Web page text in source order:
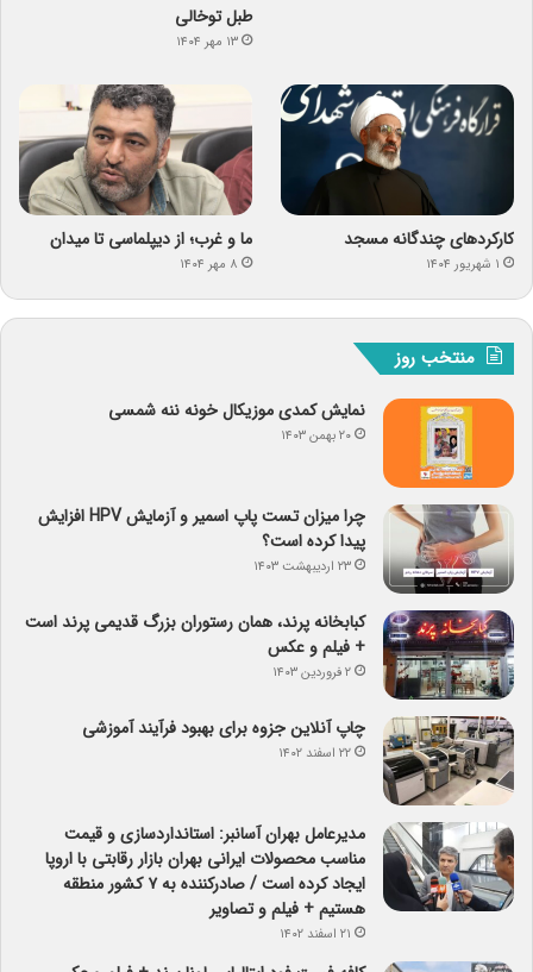
طبل توخالی
۱۳ مهر ۱۴۰۴
کارکردهای چندگانه مسجد
۱ شهریور ۱۴۰۴
ما و غرب؛ از دیپلماسی تا میدان
۸ مهر ۱۴۰۴
منتخب روز
نمایش کمدی موزیکال خونه ننه شمسی
۲۰ بهمن ۱۴۰۳
چرا میزان تست پاپ اسمیر و آزمایش HPV افزایش
پیدا کرده است؟
۲۳ اردیبهشت ۱۴۰۳
کبابخانه پرند، همان رستوران بزرگ قدیمی پرند است
+ فیلم و عکس
۲ فروردین ۱۴۰۳
چاپ آنلاین جزوه برای بهبود فرآیند آموزشی
۲۲ اسفند ۱۴۰۲
مدیرعامل بهران آسانبر: استانداردسازی و قیمت
مناسب محصولات ایرانی بهران بازار رقابتی با اروپا
ایجاد کرده است / صادرکننده به ۷ کشور منطقه
هستیم + فیلم و تصاویر
۲۱ اسفند ۱۴۰۲